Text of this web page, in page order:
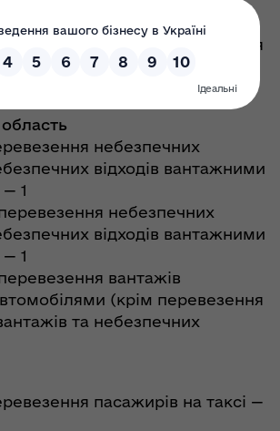
вантажів
(крім перевезення
та небезпечних
небезпечних
відходів вантажними
1
небезпечних
відходів вантажними
1
вантажів
(крім перевезення
та небезпечних
пасажирів на таксі —